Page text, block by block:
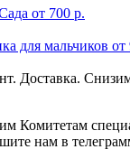
от 700 р.
для мальчиков от
Доставка.
Комитетам
нам в